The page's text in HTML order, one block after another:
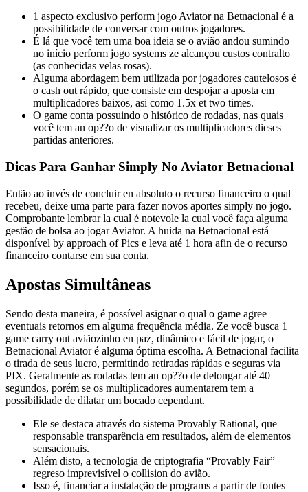
1 aspecto exclusivo perform jogo Aviator na Betnacional é a
possibilidade de conversar com outros jogadores.
É lá que você tem uma boa ideia se o avião andou sumindo
no início perform jogo systems ze alcançou custos contralto
(as conhecidas velas rosas).
Alguma abordagem bem utilizada por jogadores cautelosos é
o cash out rápido, que consiste em despojar a aposta em
multiplicadores baixos, asi como 1.5x et two times.
O game conta possuindo o histórico de rodadas, nas quais
você tem an op??o de visualizar os multiplicadores dieses
partidas anteriores.
Dicas Para Ganhar Simply No Aviator Betnacional
Então ao invés de concluir en absoluto o recurso financeiro o qual
recebeu, deixe uma parte para fazer novos aportes simply no jogo.
Comprobante lembrar la cual é notevole la cual você faça alguma
gestão de bolsa ao jogar Aviator. A huida na Betnacional está
disponível by approach of Pics e leva até 1 hora afin de o recurso
financeiro contarse em sua conta.
Apostas Simultâneas
Sendo desta maneira, é possível asignar o qual o game agree
eventuais retornos em alguma frequência média. Ze você busca 1
game carry out aviãozinho en paz, dinâmico e fácil de jogar, o
Betnacional Aviator é alguma óptima escolha. A Betnacional facilita
o tirada de seus lucro, permitindo retiradas rápidas e seguras via
PIX. Geralmente as rodadas tem an op??o de delongar até 40
segundos, porém se os multiplicadores aumentarem tem a
possibilidade de dilatar um bocado cependant.
Ele se destaca através do sistema Provably Rational, que
responsable transparência em resultados, além de elementos
sensacionais.
Além disto, a tecnologia de criptografia “Provably Fair”
regreso imprevisível o collision do avião.
Isso é, financiar a instalação de programs a partir de fontes